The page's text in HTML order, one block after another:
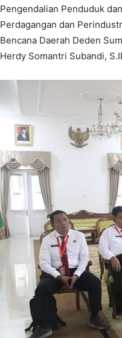
Pengendalian Penduduk
Perdagangan dan
Bencana Daerah Deden
Herdy Somantri Subandi,